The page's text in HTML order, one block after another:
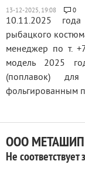
0
10.11.2025
рыбацкого
менеджер по т.
модель 2025
(поплавок)
фольгированным
ООО МЕТАШИП
Не соответствует